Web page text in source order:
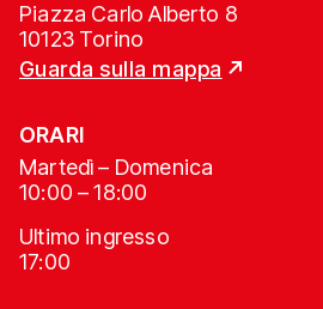
Piazza Carlo Alberto 8
10123 Torino
Guarda sulla mappa
ORARI
Martedì – Domenica
10:00 – 18:00
Ultimo ingresso
17:00